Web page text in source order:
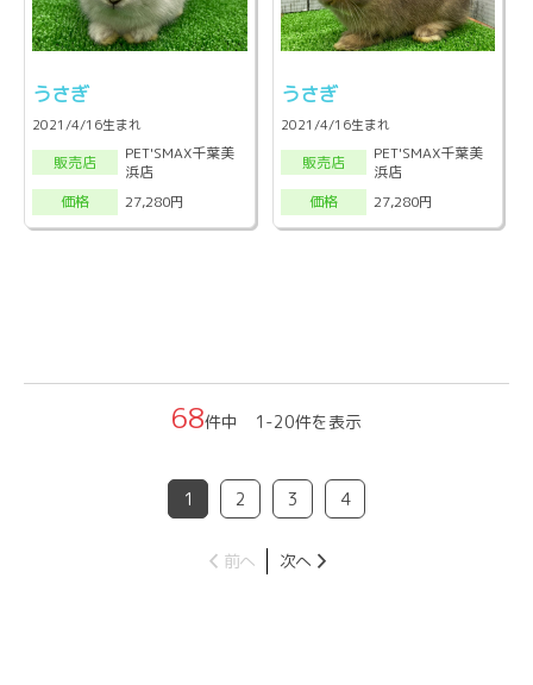
うさぎ
2021/4/16生まれ
販売店
PET'SMAX千葉美
浜店
価格
27,280円
うさぎ
2021/4/16生まれ
販売店
PET'SMAX千葉美
浜店
価格
27,280円
68件中 1-20件を表示
1 2 3 4
前へ 次へ